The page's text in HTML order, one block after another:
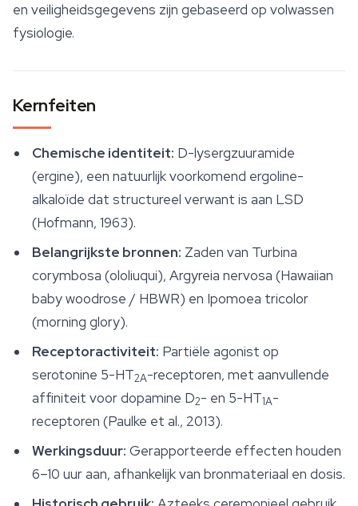
en veiligheidsgegevens zijn gebaseerd op volwassen
fysiologie.
Kernfeiten
Chemische identiteit: D-lysergzuuramide
(ergine), een natuurlijk voorkomend ergoline-
alkaloïde dat structureel verwant is aan LSD
(Hofmann, 1963).
Belangrijkste bronnen: Zaden van Turbina
corymbosa (ololiuqui), Argyreia nervosa (Hawaiian
baby woodrose / HBWR) en Ipomoea tricolor
(morning glory).
Receptoractiviteit: Partiële agonist op
serotonine 5-HT2A-receptoren, met aanvullende
affiniteit voor dopamine D2- en 5-HT1A-
receptoren (Paulke et al., 2013).
Werkingsduur: Gerapporteerde effecten houden
6–10 uur aan, afhankelijk van bronmateriaal en dosis.